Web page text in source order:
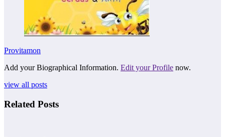
Provitamon
Add your Biographical Information. Edit your Profile now.
view all posts
Related Posts